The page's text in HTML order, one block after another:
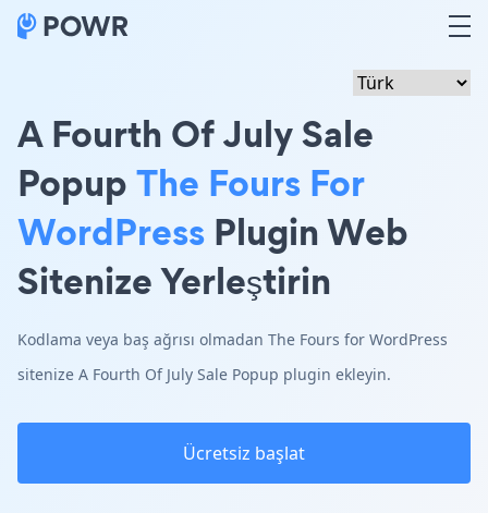
A Fourth Of July Sale
PopupThe Fours For
WordPress Plugin Web
Sitenize Yerleştirin
Kodlama veya baş ağrısı olmadan The Fours for WordPress
sitenize A Fourth Of July Sale Popup plugin ekleyin.
Ücretsiz başlat